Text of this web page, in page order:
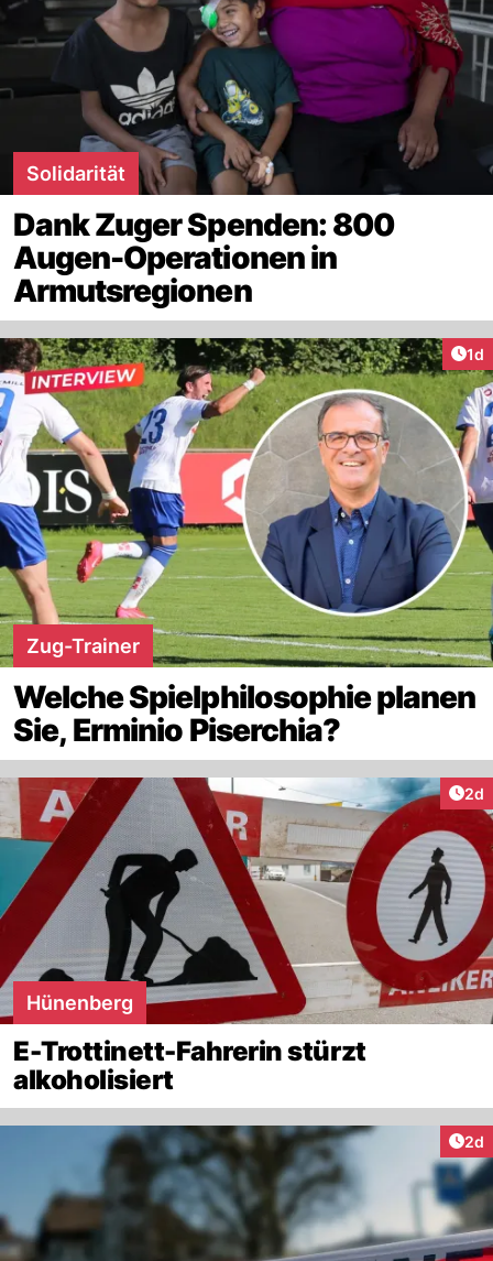
Solidarität
Dank Zuger Spenden: 800
Augen-Operationen in
Armutsregionen
1d
Zug-Trainer
Welche Spielphilosophie planen
Sie, Erminio Piserchia?
2d
Hünenberg
E-Trottinett-Fahrerin stürzt
alkoholisiert
2d